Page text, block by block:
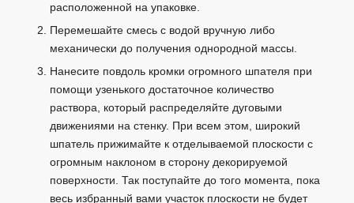
расположенной на упаковке.
Перемешайте смесь с водой вручную либо
механически до получения однородной массы.
Нанесите повдоль кромки огромного шпателя при
помощи узенького достаточное количество
раствора, который распределяйте дуговыми
движениями на стенку. При всем этом, широкий
шпатель прижимайте к отделываемой плоскости с
огромным наклоном в сторону декорируемой
поверхности. Так поступайте до того момента, пока
весь избранный вами участок плоскости не будет